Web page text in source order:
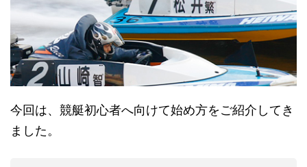
今回は、競艇初心者へ向けて始め方をご紹介してき
ました。